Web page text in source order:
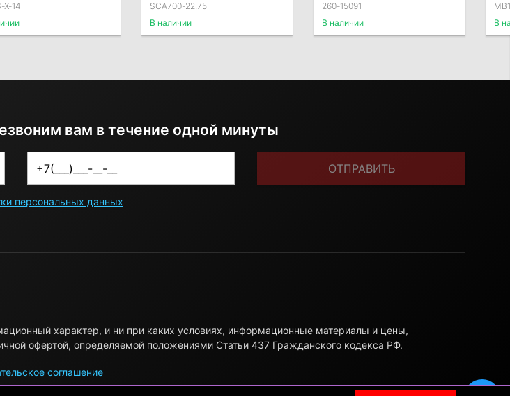
X-14
SCA700-22.75
В наличии
260-15091
В наличии
В
вам в течение одной минуты
ОТПРАВИТЬ
персональных данных
характер, и ни при каких условиях, информационные материалы и цены,
офертой, определяемой положениями Статьи 437 Гражданского кодекса РФ.
соглашение